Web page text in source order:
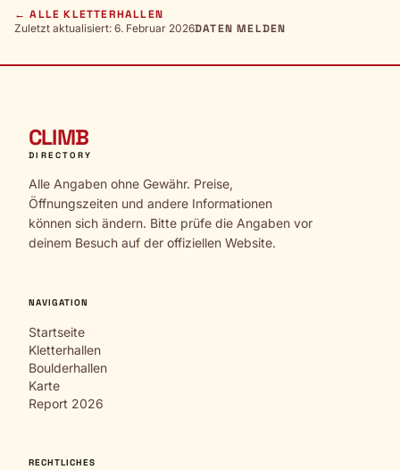
← ALLE KLETTERHALLEN
Zuletzt aktualisiert: 6. Februar 2026DATEN MELDEN
CLIMB
DIRECTORY
Alle Angaben ohne Gewähr. Preise,
Öffnungszeiten und andere Informationen
können sich ändern. Bitte prüfe die Angaben vor
deinem Besuch auf der offiziellen Website.
NAVIGATION
Startseite
Kletterhallen
Boulderhallen
Karte
Report 2026
RECHTLICHES